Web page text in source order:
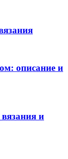
описание и
и